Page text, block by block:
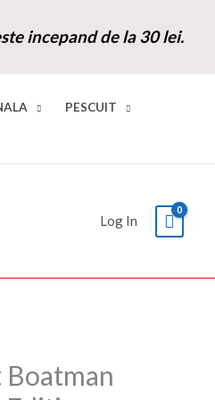
incepand de la 30 lei.
PESCUIT
Log In
Boatman
curent